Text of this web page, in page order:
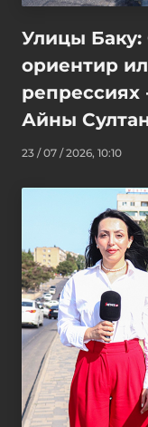
Улицы
ориентир
репрессиях
Айны
23 / 07 / 2026, 10:10